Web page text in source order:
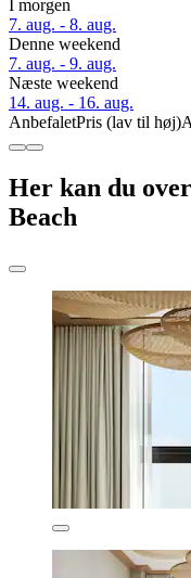
I morgen
7. aug. - 8. aug.
Denne weekend
7. aug. - 9. aug.
Næste weekend
14. aug. - 16. aug.
AnbefaletPris (lav til høj)
Her kan du
Beach